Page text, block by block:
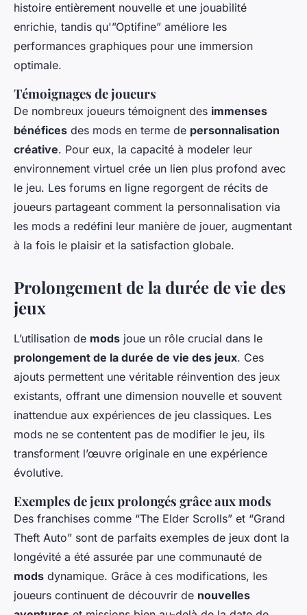
histoire entièrement nouvelle et une jouabilité
enrichie, tandis qu'”Optifine” améliore les
performances graphiques pour une immersion
optimale.
Témoignages de joueurs
De nombreux joueurs témoignent des immenses
bénéfices des mods en terme de personnalisation
créative. Pour eux, la capacité à modeler leur
environnement virtuel crée un lien plus profond avec
le jeu. Les forums en ligne regorgent de récits de
joueurs partageant comment la personnalisation via
les mods a redéfini leur manière de jouer, augmentant
à la fois le plaisir et la satisfaction globale.
Prolongement de la durée de vie des
jeux
L’utilisation de mods joue un rôle crucial dans le
prolongement de la durée de vie des jeux. Ces
ajouts permettent une véritable réinvention des jeux
existants, offrant une dimension nouvelle et souvent
inattendue aux expériences de jeu classiques. Les
mods ne se contentent pas de modifier le jeu, ils
transforment l’œuvre originale en une expérience
évolutive.
Exemples de jeux prolongés grâce aux mods
Des franchises comme “The Elder Scrolls” et “Grand
Theft Auto” sont de parfaits exemples de jeux dont la
longévité a été assurée par une communauté de
mods dynamique. Grâce à ces modifications, les
joueurs continuent de découvrir de nouvelles